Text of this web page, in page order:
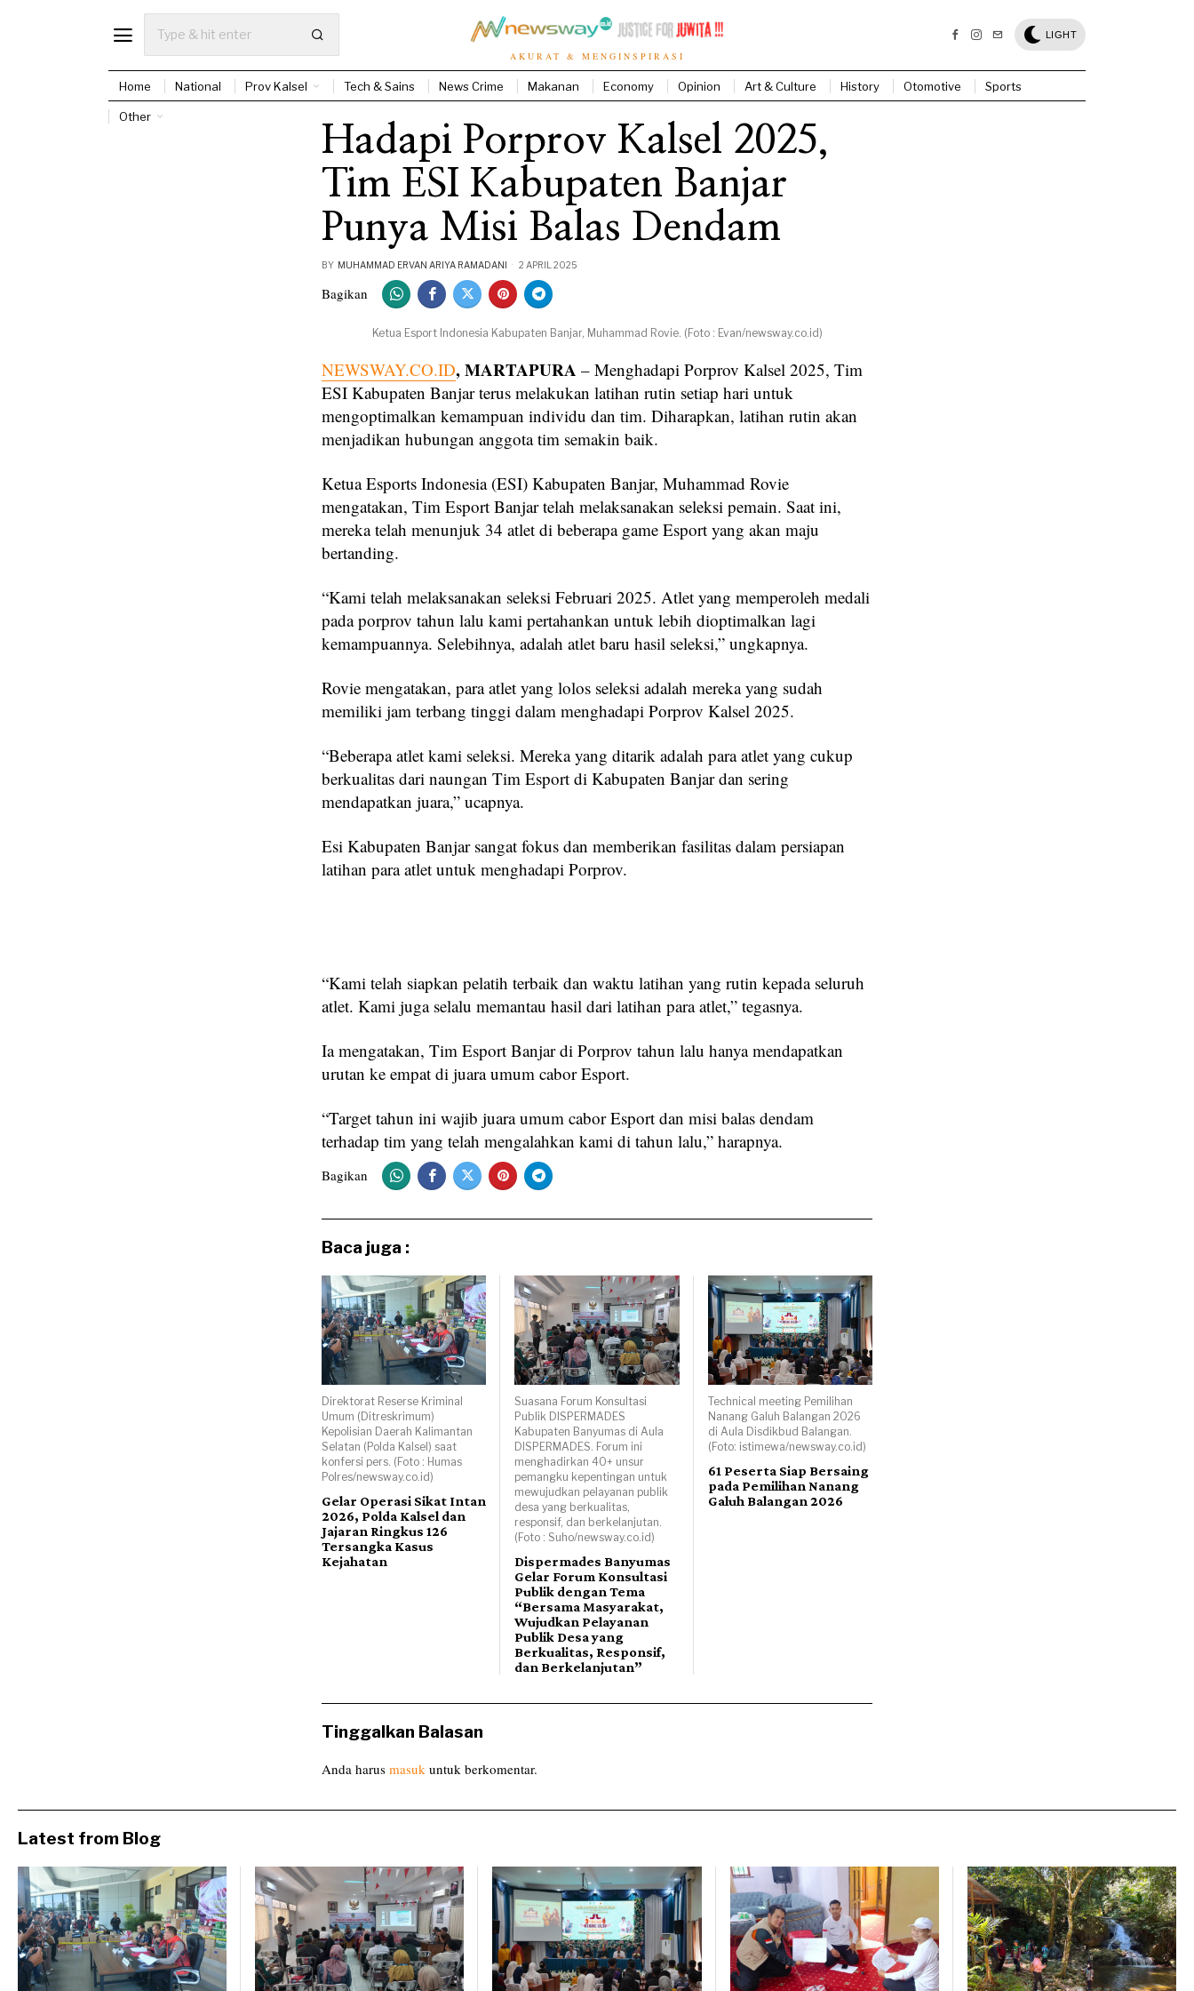
AKURAT & MENGINSPIRASI
LIGHT
Home National Prov Kalsel Tech & Sains News Crime Makanan Economy Opinion Art & Culture History Otomotive Sports
Other
Hadapi Porprov Kalsel 2025,
Tim ESI Kabupaten Banjar
Punya Misi Balas Dendam
BY MUHAMMAD ERVAN ARIYA RAMADANI 2 APRIL 2025
Bagikan
Ketua Esport Indonesia Kabupaten Banjar, Muhammad Rovie. (Foto : Evan/newsway.co.id)
NEWSWAY.CO.ID, MARTAPURA – Menghadapi Porprov Kalsel 2025, Tim
ESI Kabupaten Banjar terus melakukan latihan rutin setiap hari untuk
mengoptimalkan kemampuan individu dan tim. Diharapkan, latihan rutin akan
menjadikan hubungan anggota tim semakin baik.
Ketua Esports Indonesia (ESI) Kabupaten Banjar, Muhammad Rovie
mengatakan, Tim Esport Banjar telah melaksanakan seleksi pemain. Saat ini,
mereka telah menunjuk 34 atlet di beberapa game Esport yang akan maju
bertanding.
“Kami telah melaksanakan seleksi Februari 2025. Atlet yang memperoleh medali
pada porprov tahun lalu kami pertahankan untuk lebih dioptimalkan lagi
kemampuannya. Selebihnya, adalah atlet baru hasil seleksi,” ungkapnya.
Rovie mengatakan, para atlet yang lolos seleksi adalah mereka yang sudah
memiliki jam terbang tinggi dalam menghadapi Porprov Kalsel 2025.
“Beberapa atlet kami seleksi. Mereka yang ditarik adalah para atlet yang cukup
berkualitas dari naungan Tim Esport di Kabupaten Banjar dan sering
mendapatkan juara,” ucapnya.
Esi Kabupaten Banjar sangat fokus dan memberikan fasilitas dalam persiapan
latihan para atlet untuk menghadapi Porprov.
“Kami telah siapkan pelatih terbaik dan waktu latihan yang rutin kepada seluruh
atlet. Kami juga selalu memantau hasil dari latihan para atlet,” tegasnya.
Ia mengatakan, Tim Esport Banjar di Porprov tahun lalu hanya mendapatkan
urutan ke empat di juara umum cabor Esport.
“Target tahun ini wajib juara umum cabor Esport dan misi balas dendam
terhadap tim yang telah mengalahkan kami di tahun lalu,” harapnya.
Bagikan
Baca juga :
Direktorat Reserse Kriminal
Umum (Ditreskrimum)
Kepolisian Daerah Kalimantan
Selatan (Polda Kalsel) saat
konfersi pers. (Foto : Humas
Polres/newsway.co.id)
Gelar Operasi Sikat Intan
2026, Polda Kalsel dan
Jajaran Ringkus 126
Tersangka Kasus
Kejahatan
Suasana Forum Konsultasi
Publik DISPERMADES
Kabupaten Banyumas di Aula
DISPERMADES. Forum ini
menghadirkan 40+ unsur
pemangku kepentingan untuk
mewujudkan pelayanan publik
desa yang berkualitas,
responsif, dan berkelanjutan.
(Foto : Suho/newsway.co.id)
Dispermades Banyumas
Gelar Forum Konsultasi
Publik dengan Tema
“Bersama Masyarakat,
Wujudkan Pelayanan
Publik Desa yang
Berkualitas, Responsif,
dan Berkelanjutan”
Technical meeting Pemilihan
Nanang Galuh Balangan 2026
di Aula Disdikbud Balangan.
(Foto: istimewa/newsway.co.id)
61 Peserta Siap Bersaing
pada Pemilihan Nanang
Galuh Balangan 2026
Tinggalkan Balasan
Anda harus masuk untuk berkomentar.
Latest from Blog